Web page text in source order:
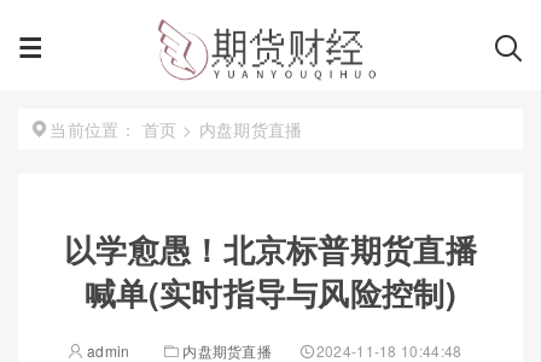
当前位置： 首页 > 内盘期货直播
以学愈愚！北京标普期货直播
喊单(实时指导与风险控制)
admin 内盘期货直播 2024-11-18 10:44:48